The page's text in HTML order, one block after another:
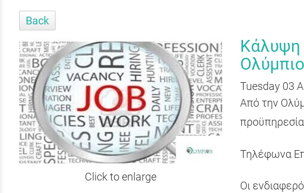
Back
Click to enlarge
Κάλυψη
Tuesday 03
Από την
Τηλέφωνα
Οι